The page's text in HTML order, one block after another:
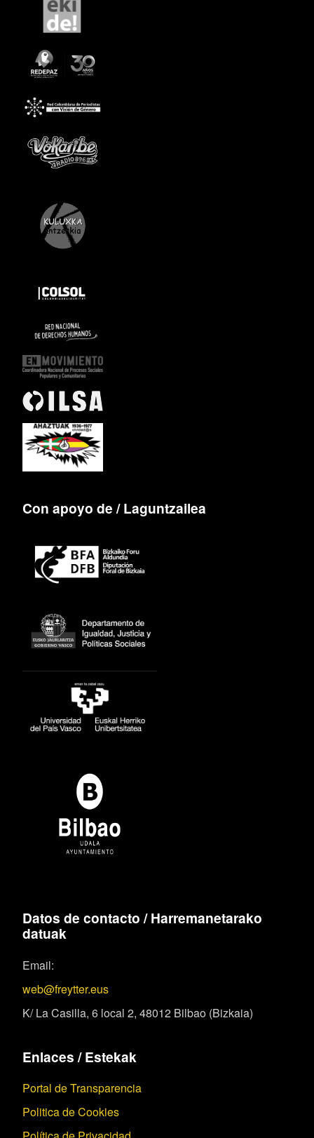
Con apoyo de / Laguntzailea
Datos de contacto / Harremanetarako
datuak
Email:
web@freytter.eus
K/ La Casilla, 6 local 2, 48012 Bilbao (Bizkaia)
Enlaces / Estekak
Portal de Transparencia
Politica de Cookies